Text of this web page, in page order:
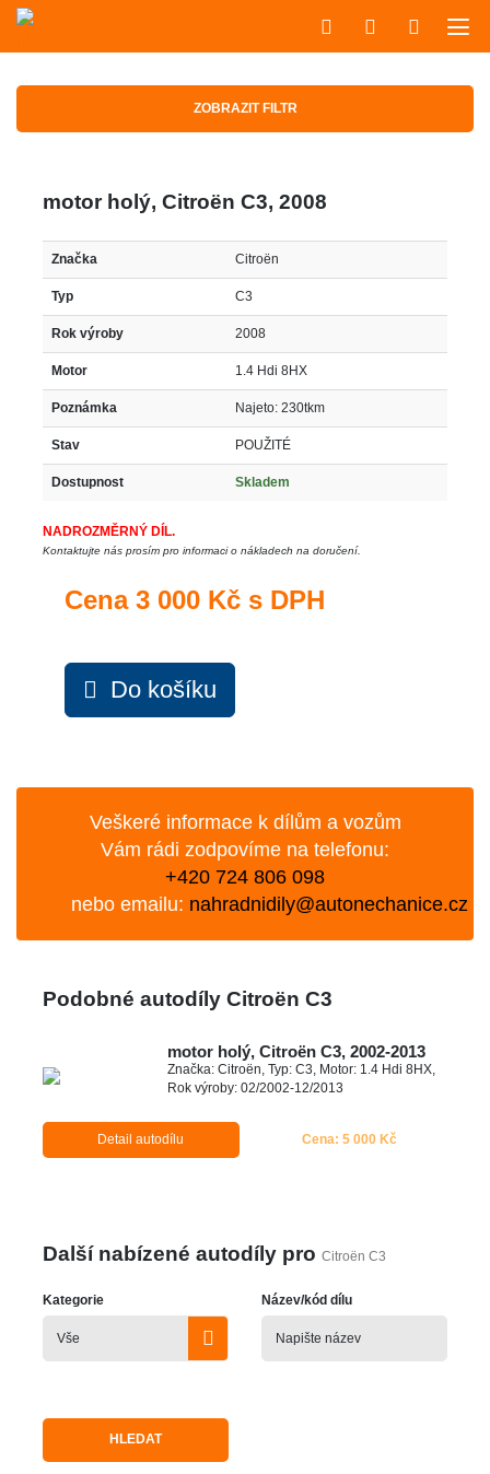
ZOBRAZIT FILTR
motor holý, Citroën C3, 2008
Značka Citroën
Typ C3
Rok výroby 2008
Motor 1.4 Hdi 8HX
Poznámka Najeto: 230tkm
Stav POUŽITÉ
Dostupnost Skladem
NADROZMĚRNÝ DÍL.
Kontaktujte nás prosím pro informaci o nákladech na doručení.
Cena 3 000 Kč s DPH
Do košíku
Veškeré informace k dílům a vozům
Vám rádi zodpovíme na telefonu:
+420 724 806 098
nebo emailu: nahradnidily@autonechanice.cz
Podobné autodíly Citroën C3
motor holý, Citroën C3, 2002-2013
Značka: Citroën, Typ: C3, Motor: 1.4 Hdi 8HX,
Rok výroby: 02/2002-12/2013
Detail autodílu Cena: 5 000 Kč
Další nabízené autodíly pro Citroën C3
Kategorie Název/kód dílu
HLEDAT